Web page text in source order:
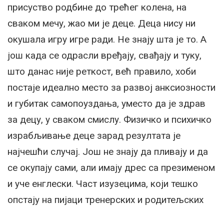
присуство родбине до трећег колена, на
сваком мечу, жао ми је деце. Деца нису ни
окушала игру игре ради. Не знају шта је то. А
још када се одрасли вређају, свађају и туку,
што данас није реткост, већ правило, хоби
постаје идеално место за развој анксиозности
и губитак самопоуздања, уместо да је здрав
за децу, у сваком смислу. Физичко и психичко
израбљивање деце зарад резултата је
најчешћи случај. Још не знају да пливају и да
се окупају сами, али имају дрес са презименом
и уче енглески. Част изузецима, који тешко
опстају на пијаци тренерских и родитељских